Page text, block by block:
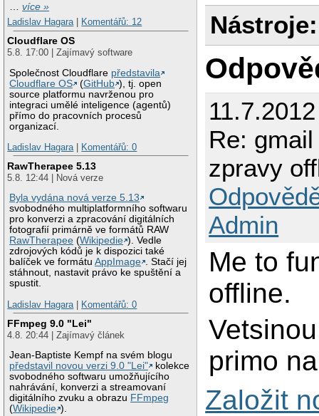
…více »
Ladislav Hagara| Komentářů: 12
Cloudflare OS
5.8. 17:00 | Zajímavý software
Společnost Cloudflare představila
Cloudflare OS
(GitHub ), tj. open
source platformu navrženou pro
integraci umělé inteligence (agentů)
přímo do pracovních procesů
organizací.
Ladislav Hagara| Komentářů: 0
RawTherapee 5.13
5.8. 12:44 | Nová verze
Byla vydána nová verze 5.13
svobodného multiplatformního softwaru
pro konverzi a zpracování digitálních
fotografií primárně ve formátů RAW
RawTherapee (Wikipedie ). Vedle
zdrojových kódů je k dispozici také
balíček ve formátuAppImage . Stačí jej
stáhnout, nastavit právo ke spuštění a
spustit.
Ladislav Hagara| Komentářů: 0
FFmpeg 9.0 "Lei"
4.8. 20:44 | Zajímavý článek
Jean-Baptiste Kempf na svém blogu
představil novou verzi 9.0 "Lei"
kolekce
svobodného softwaru umožňujícího
nahrávání, konverzi a streamovaní
digitálního zvuku a obrazu FFmpeg
(Wikipedie ).
Nástroje:
Re:
zpravy
Admin
Me to
offline.
primo
Založit